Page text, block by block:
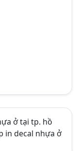
ở tại tp. hồ
in decal nhựa ở